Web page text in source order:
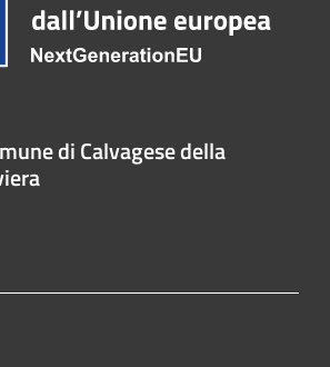
di Calvagese della